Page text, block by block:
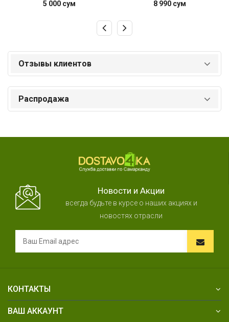
5 000 сум
8 990 сум
Отзывы клиентов
Распродажа
Новости и Акции
всегда будьте в курсе о наших акциях и
новостях отрасли
КОНТАКТЫ
ВАШ АККАУНТ